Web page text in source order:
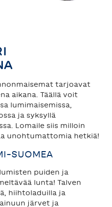
tarjoavat
aikana. Täällä voit
lumimaisemissa,
ja syksyllä
Lomaile siis milloin
unohtumattomia hetkiä!
SUOMEA
puiden ja
lunta! Talven
hiihtoladuilla ja
järvet ja